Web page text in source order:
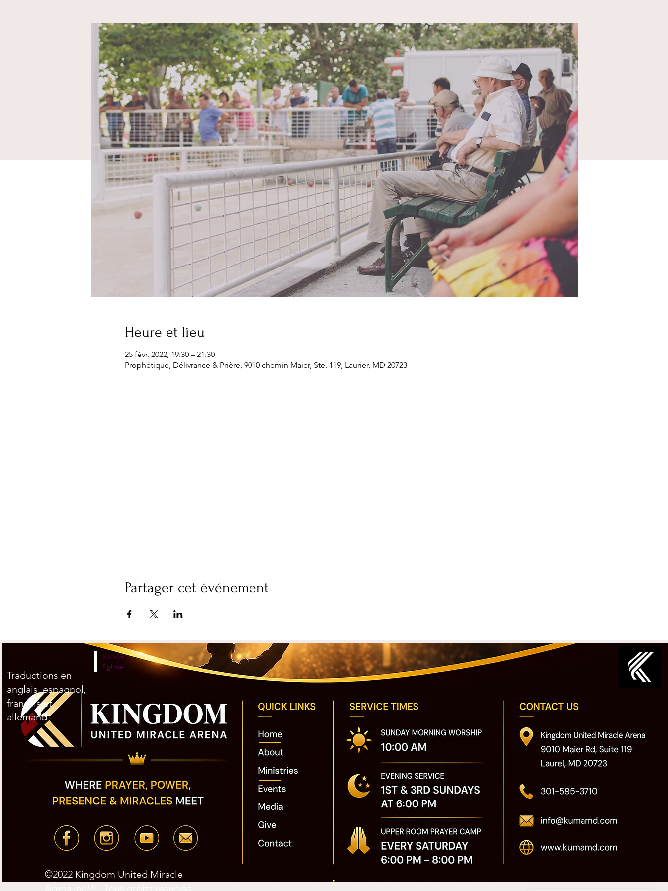
Heure et lieu
25 févr. 2022, 19:30 – 21:30
Prophétique, Délivrance & Prière, 9010 chemin Maier, Ste. 119, Laurier, MD 20723
Partager cet événement
KUMA
Église
Traductions en
anglais, espagnol,
français et
allemand
©2022 Kingdom United Miracle